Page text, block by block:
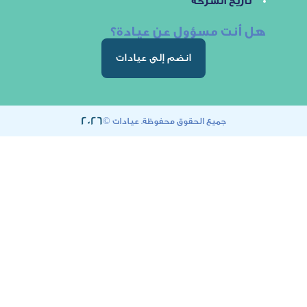
مسؤول عن عيادة؟
انضم إلى عيادات
جميع الحقوق محفوظة. عيادات ©2026